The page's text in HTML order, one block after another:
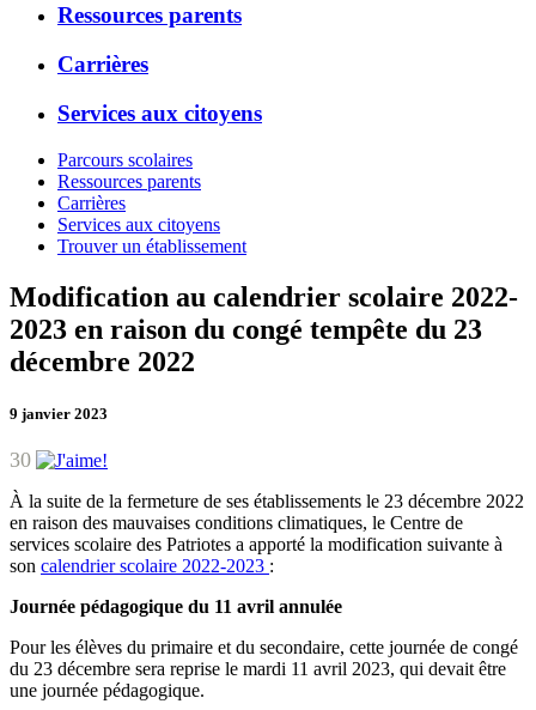
Ressources parents
Carrières
Services aux citoyens
Parcours scolaires
Ressources parents
Carrières
Services aux citoyens
Trouver un établissement
Modification au calendrier scolaire 2022-
2023 en raison du congé tempête du 23
décembre 2022
9 janvier 2023
30
À la suite de la fermeture de ses établissements le 23 décembre 2022
en raison des mauvaises conditions climatiques, le Centre de
services scolaire des Patriotes a apporté la modification suivante à
son calendrier scolaire 2022-2023 :
Journée pédagogique du 11 avril annulée
Pour les élèves du primaire et du secondaire, cette journée de congé
du 23 décembre sera reprise le mardi 11 avril 2023, qui devait être
une journée pédagogique.